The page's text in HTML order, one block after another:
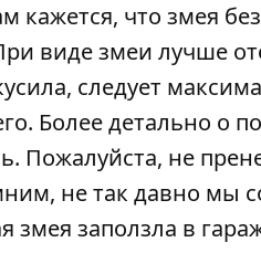
кажется, что змея
виде змеи лучше
следует
Более детально о
. Пожалуйста, не
не так давно мы
змея заползла в